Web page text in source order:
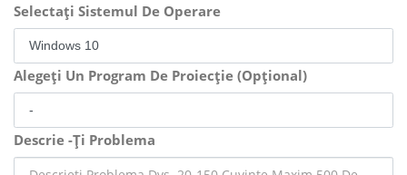
Selectați Sistemul De Operare
Alegeți Un Program De Proiecție (Opțional)
Descrie -Ți Problema